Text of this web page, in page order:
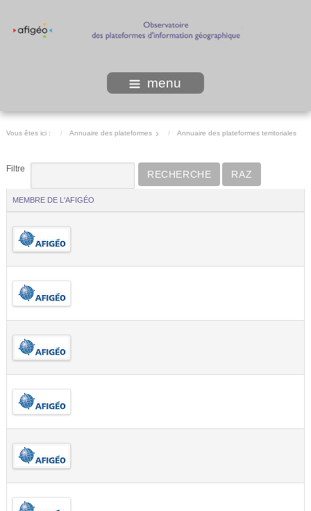
menu
Vous êtes ici : Annuaire des plateformes Annuaire des plateformes territoriales
Filtre RECHERCHE RAZ
MEMBRE DE L'AFIGÉO